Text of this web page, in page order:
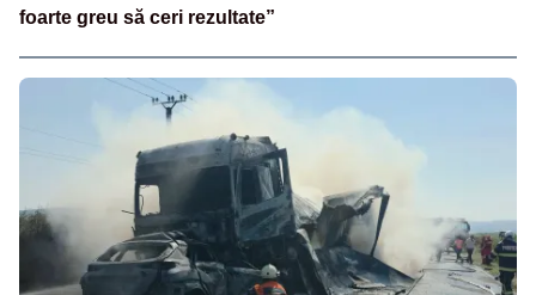
foarte greu să ceri rezultate”